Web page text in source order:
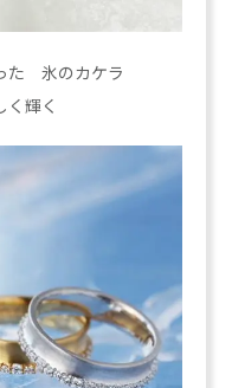
た 氷のカケラ
輝く